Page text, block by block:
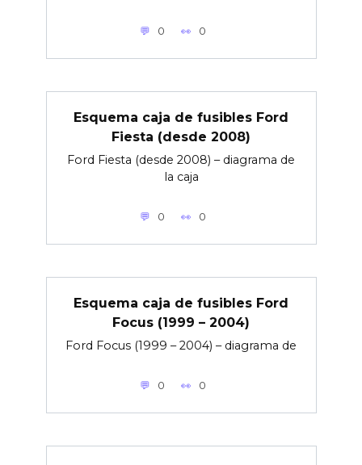
0 0
Esquema caja de fusibles Ford
Fiesta (desde 2008)
Ford Fiesta (desde 2008) – diagrama de
la caja
0 0
Esquema caja de fusibles Ford
Focus (1999 – 2004)
Ford Focus (1999 – 2004) – diagrama de
0 0